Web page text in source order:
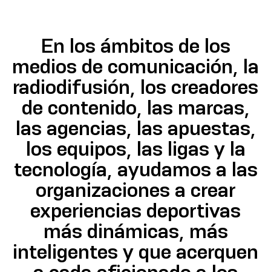
En los ámbitos de los
medios de comunicación, la
radiodifusión, los creadores
de contenido, las marcas,
las agencias, las apuestas,
los equipos, las ligas y la
tecnología, ayudamos a las
organizaciones a crear
experiencias deportivas
más dinámicas, más
inteligentes y que acerquen